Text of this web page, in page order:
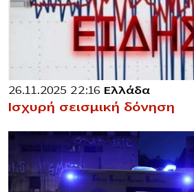
26.11.2025 22:16 Ελλάδα
Ισχυρή σεισμική δόνηση